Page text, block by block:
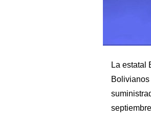
La estatal